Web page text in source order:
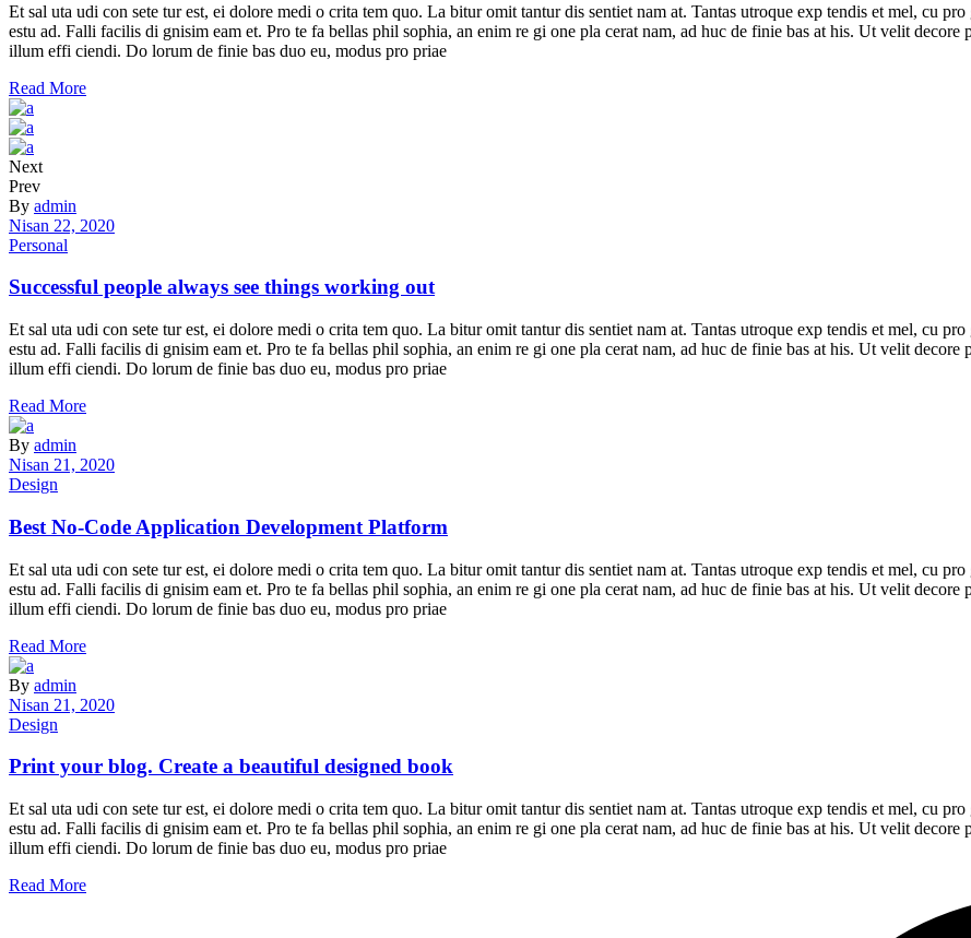
Et sal uta udi con sete tur est, ei dolore medi o crita tem quo. La bitur omit tantur dis sentiet nam at. Tantas utroque exp tendis et mel, cu
estu ad. Falli facilis di gnisim eam et. Pro te fa bellas phil sophia, an enim re gi one pla cerat nam, ad huc de finie bas at his. Ut velit
illum effi ciendi. Do lorum de finie bas duo eu, modus pro priae
Read More
Next
Prev
By admin
Nisan 22, 2020
Personal
Successful people always see things working out
Et sal uta udi con sete tur est, ei dolore medi o crita tem quo. La bitur omit tantur dis sentiet nam at. Tantas utroque exp tendis et mel, cu
estu ad. Falli facilis di gnisim eam et. Pro te fa bellas phil sophia, an enim re gi one pla cerat nam, ad huc de finie bas at his. Ut velit
illum effi ciendi. Do lorum de finie bas duo eu, modus pro priae
Read More
By admin
Nisan 21, 2020
Design
Best No-Code Application Development Platform
Et sal uta udi con sete tur est, ei dolore medi o crita tem quo. La bitur omit tantur dis sentiet nam at. Tantas utroque exp tendis et mel, cu
estu ad. Falli facilis di gnisim eam et. Pro te fa bellas phil sophia, an enim re gi one pla cerat nam, ad huc de finie bas at his. Ut velit
illum effi ciendi. Do lorum de finie bas duo eu, modus pro priae
Read More
By admin
Nisan 21, 2020
Design
Print your blog. Create a beautiful designed book
Et sal uta udi con sete tur est, ei dolore medi o crita tem quo. La bitur omit tantur dis sentiet nam at. Tantas utroque exp tendis et mel, cu
estu ad. Falli facilis di gnisim eam et. Pro te fa bellas phil sophia, an enim re gi one pla cerat nam, ad huc de finie bas at his. Ut velit
illum effi ciendi. Do lorum de finie bas duo eu, modus pro priae
Read More